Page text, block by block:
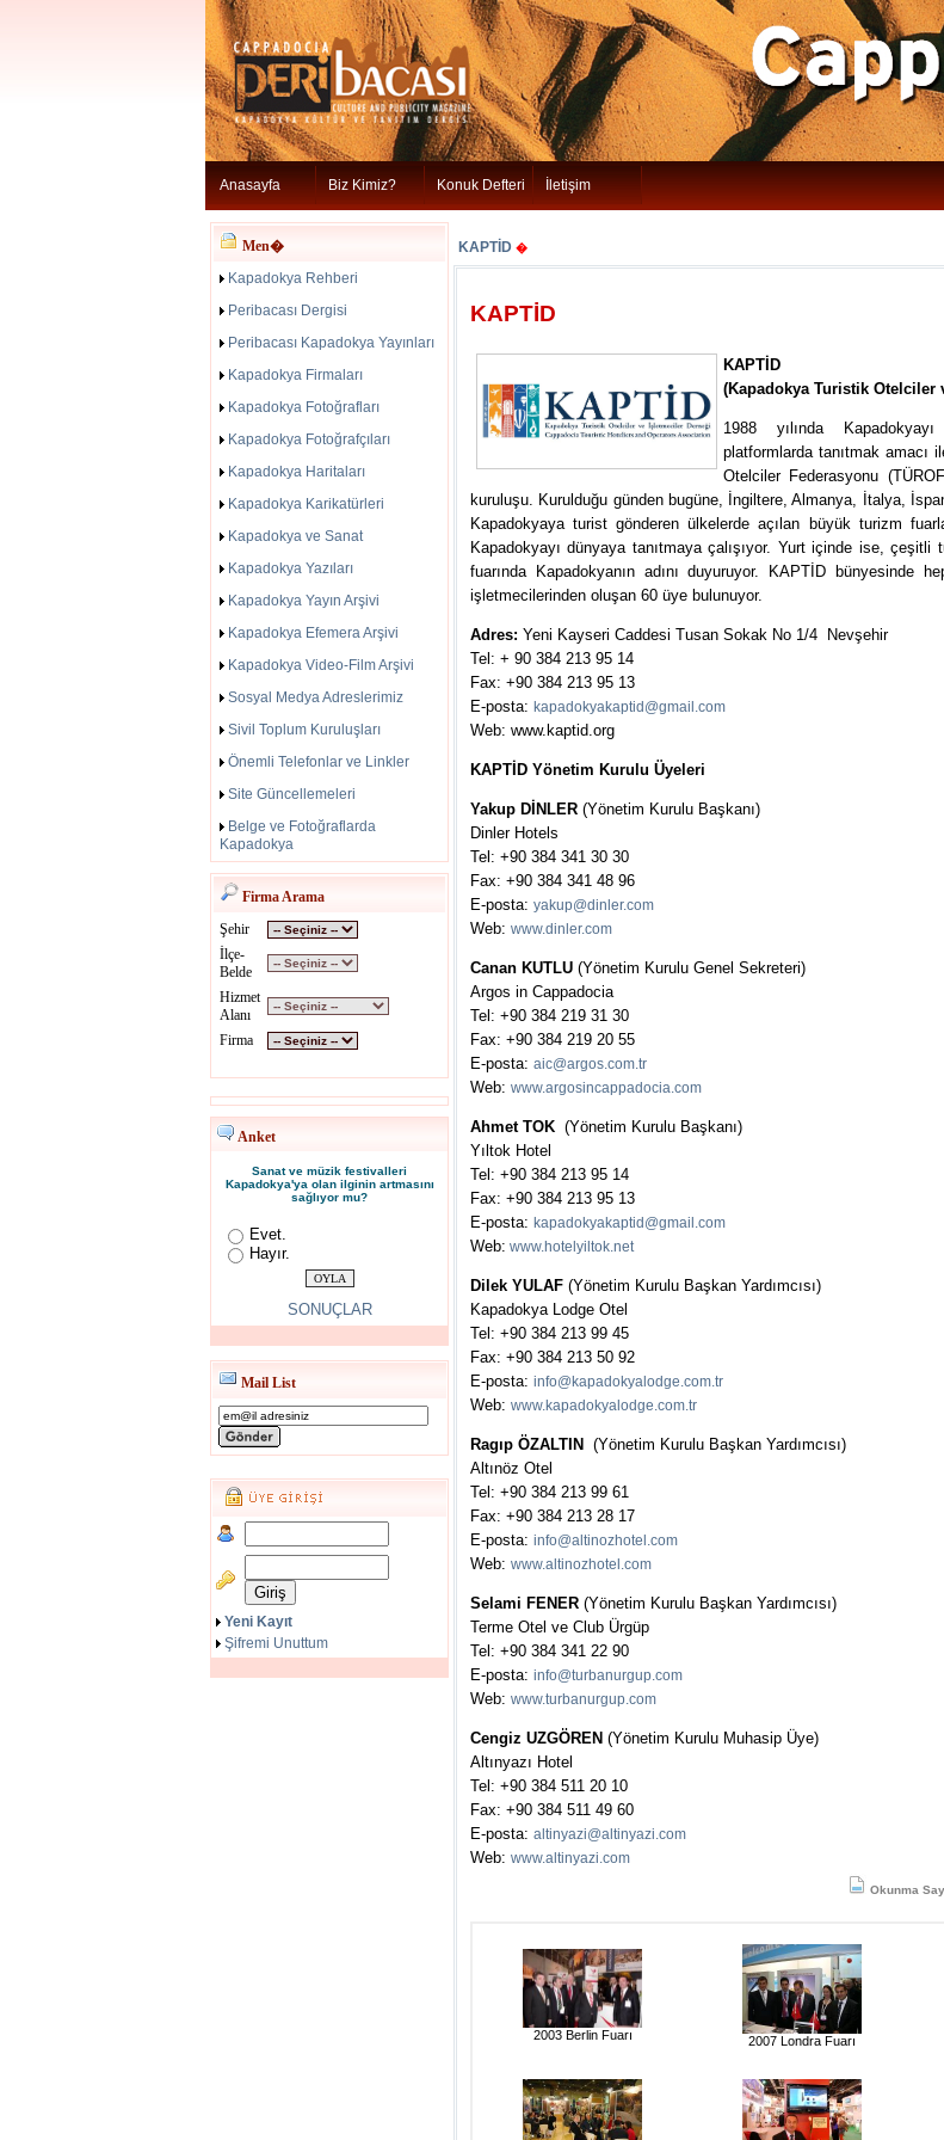
Anasayfa Biz Kimiz? Konuk Defteri İletişim
Men�
Kapadokya Rehberi
Peribacası Dergisi
Peribacası Kapadokya Yayınları
Kapadokya Firmaları
Kapadokya Fotoğrafları
Kapadokya Fotoğrafçıları
Kapadokya Haritaları
Kapadokya Karikatürleri
Kapadokya ve Sanat
Kapadokya Yazıları
Kapadokya Yayın Arşivi
Kapadokya Efemera Arşivi
Kapadokya Video-Film Arşivi
Sosyal Medya Adreslerimiz
Sivil Toplum Kuruluşları
Önemli Telefonlar ve Linkler
Site Güncellemeleri
Belge ve Fotoğraflarda
Kapadokya
Firma Arama
Şehir
İlçe-
Belde
Hizmet
Alanı
Firma
Anket
Sanat ve müzik festivalleri
Kapadokya'ya olan ilginin artmasını
sağlıyor mu?
Evet.
Hayır.
SONUÇLAR
Mail List
Yeni Kayıt
Şifremi Unuttum
KAPTİD �
KAPTİD
KAPTİD
(Kapadokya Turistik Otelciler
1988 yılında
platformlarda tanıtmak amacı
Otelciler Federasyonu
kuruluşu. Kurulduğu günden bugüne, İngiltere, Almanya, İtalya,
Kapadokyaya turist gönderen ülkelerde açılan büyük turizm
Kapadokyayı dünyaya tanıtmaya çalışıyor. Yurt içinde ise,
fuarında Kapadokyanın adını duyuruyor. KAPTİD bünyesinde
işletmecilerinden oluşan 60 üye bulunuyor.
Adres: Yeni Kayseri Caddesi Tusan Sokak No 1/4 Nevşehir
Tel: + 90 384 213 95 14
Fax: +90 384 213 95 13
E-posta: kapadokyakaptid@gmail.com
Web: www.kaptid.org
KAPTİD Yönetim Kurulu Üyeleri
Yakup DİNLER (Yönetim Kurulu Başkanı)
Dinler Hotels
Tel: +90 384 341 30 30
Fax: +90 384 341 48 96
E-posta: yakup@dinler.com
Web: www.dinler.com
Canan KUTLU (Yönetim Kurulu Genel Sekreteri)
Argos in Cappadocia
Tel: +90 384 219 31 30
Fax: +90 384 219 20 55
E-posta: aic@argos.com.tr
Web: www.argosincappadocia.com
Ahmet TOK (Yönetim Kurulu Başkanı)
Yıltok Hotel
Tel: +90 384 213 95 14
Fax: +90 384 213 95 13
E-posta: kapadokyakaptid@gmail.com
Web: www.hotelyiltok.net
Dilek YULAF (Yönetim Kurulu Başkan Yardımcısı)
Kapadokya Lodge Otel
Tel: +90 384 213 99 45
Fax: +90 384 213 50 92
E-posta: info@kapadokyalodge.com.tr
Web: www.kapadokyalodge.com.tr
Ragıp ÖZALTIN
(Yönetim Kurulu Başkan Yardımcısı)
Altınöz Otel
Tel: +90 384 213 99 61
Fax: +90 384 213 28 17
E-posta: info@altinozhotel.com
Web: www.altinozhotel.com
Selami FENER (Yönetim Kurulu Başkan Yardımcısı)
Terme Otel ve Club Ürgüp
Tel: +90 384 341 22 90
E-posta: info@turbanurgup.com
Web: www.turbanurgup.com
Cengiz UZGÖREN (Yönetim Kurulu Muhasip Üye)
Altınyazı Hotel
Tel: +90 384 511 20 10
Fax: +90 384 511 49 60
E-posta: altinyazi@altinyazi.com
Web: www.altinyazi.com
Okunma
2003 Berlin Fuarı
2007 Londra Fuarı